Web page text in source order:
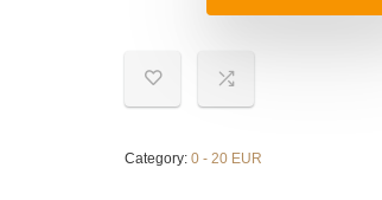
Category: 0 - 20 EUR